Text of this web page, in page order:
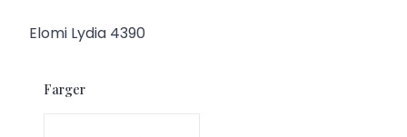
Description
Elomi Lydia 4390
Farger
Velg en Farger